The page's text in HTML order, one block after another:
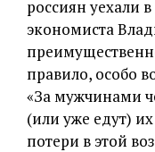
россиян уехали
экономиста
правило, особо
«За мужчинами
(или уже едут)
потери в этой